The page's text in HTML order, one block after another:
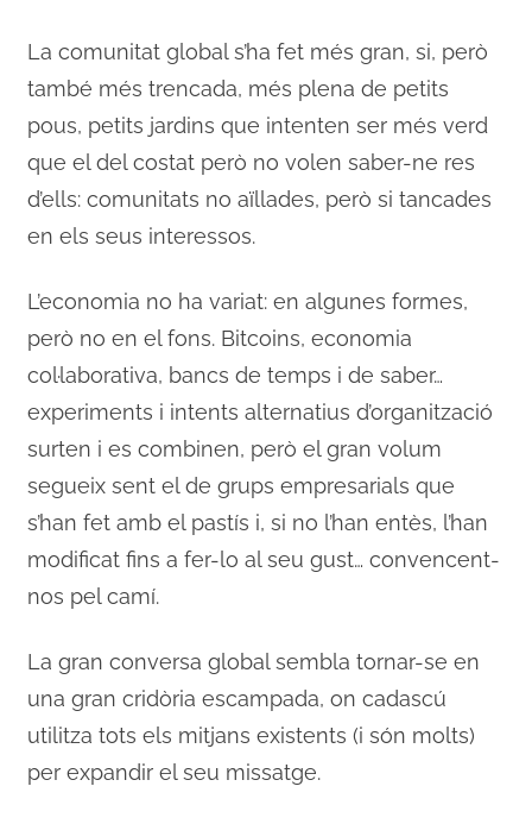
La comunitat global s’ha fet més gran, si, però
també més trencada, més plena de petits
pous, petits jardins que intenten ser més verd
que el del costat però no volen saber-ne res
d’ells: comunitats no aïllades, però si tancades
en els seus interessos.
L’economia no ha variat: en algunes formes,
però no en el fons. Bitcoins, economia
col·laborativa, bancs de temps i de saber…
experiments i intents alternatius d’organització
surten i es combinen, però el gran volum
segueix sent el de grups empresarials que
s’han fet amb el pastís i, si no l’han entès, l’han
modificat fins a fer-lo al seu gust… convencent-
nos pel camí.
La gran conversa global sembla tornar-se en
una gran cridòria escampada, on cadascú
utilitza tots els mitjans existents (i són molts)
per expandir el seu missatge.